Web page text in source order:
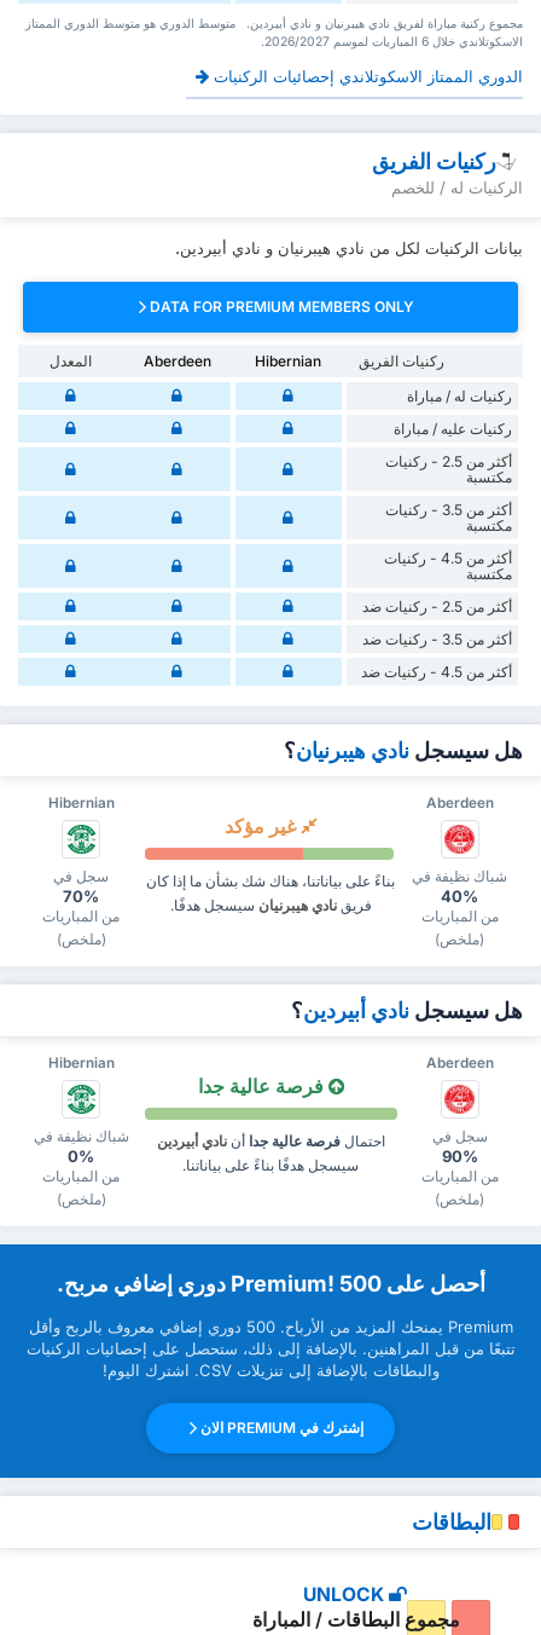
‏مجموع ركنية مباراة لفريق نادي هيبرنيان و نادي أبيردين. ‏‏ ‏ ‏متوسط الدوري هو متوسط الدوري الممتاز
الاسكوتلاندي ‏خلال 6 ‏المباريات لموسم 2026/2027.
الدوري الممتاز الاسكوتلاندي إحصائيات الركنيات
ركنيات الفريق
الركنيات له / للخصم
بيانات الركنيات لكل من نادي هيبرنيان و نادي أبيردين.
DATA FOR PREMIUM MEMBERS ONLY
ركنيات الفريق Hibernian
Aberdeen
المعدل
‏ركنيات له / مباراة
‏ركنيات ‏عليه / مباراة
أكثر من 2.5 - ركنيات
مكتسبة
أكثر من 3.5 - ركنيات
مكتسبة
أكثر من 4.5 - ركنيات
مكتسبة
أكثر من 2.5 - ركنيات ضد
أكثر من 3.5 - ركنيات ضد
أكثر من 4.5 - ركنيات ضد
هل سيسجل نادي هيبرنيان؟
Hibernian Aberdeen
سجل في
70%
من المباريات
(ملخص)
غير مؤكد
بناءً على بياناتنا، هناك شك بشأن ما إذا كان
فريقنادي هيبرنيان سيسجل هدفًا.
شباك نظيفة في
40%
من المباريات
(ملخص)
هل سيسجل نادي أبيردين؟
Hibernian Aberdeen
شباك نظيفة في
0%
من المباريات
(ملخص)
فرصة عالية جدا
احتمالفرصة عالية جدا أننادي أبيردين
سيسجل هدفًا بناءً على بياناتنا.
سجل في
90%
من المباريات
(ملخص)
‏أحصل على Premium! 500 دوري إضافي مربح.
Premium ‏يمنحك المزيد من ‏الأرباح. 500 دوري إضافي معروف بالربح وأقل
تتبعًا من قبل ‏المراهنين. بالإضافة إلى ذلك، ستحصل على إحصائيات الركنيات
والبطاقات بالإضافة إلى تنزيلات CSV. اشترك اليوم!
إشترك في PREMIUM الان
البطاقات
UNLOCK
مجموع البطاقات / المباراة